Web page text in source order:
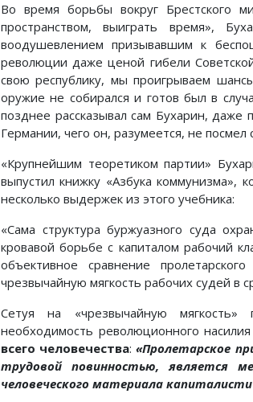
Во время борьбы вокруг Брестского
пространством, выиграть время»,
воодушевлением призывавшим к
революции даже ценой гибели
свою республику, мы проигрываем
оружие не собирался и готов был в
позднее рассказывал сам Бухарин,
Германии, чего он, разумеется, не посмел
«Крупнейшим теоретиком партии»
выпустил книжку «Азбука коммунизма»,
несколько выдержек из этого учебника:
«Сама структура буржуазного суда
кровавой борьбе с капиталом рабочий
объективное сравнение
чрезвычайную мягкость рабочих судей в
Сетуя на «чрезвычайную мягкость»
необходимость революционного
всего человечества:«Пролетарское
трудовой повинностью, является
человеческого материала